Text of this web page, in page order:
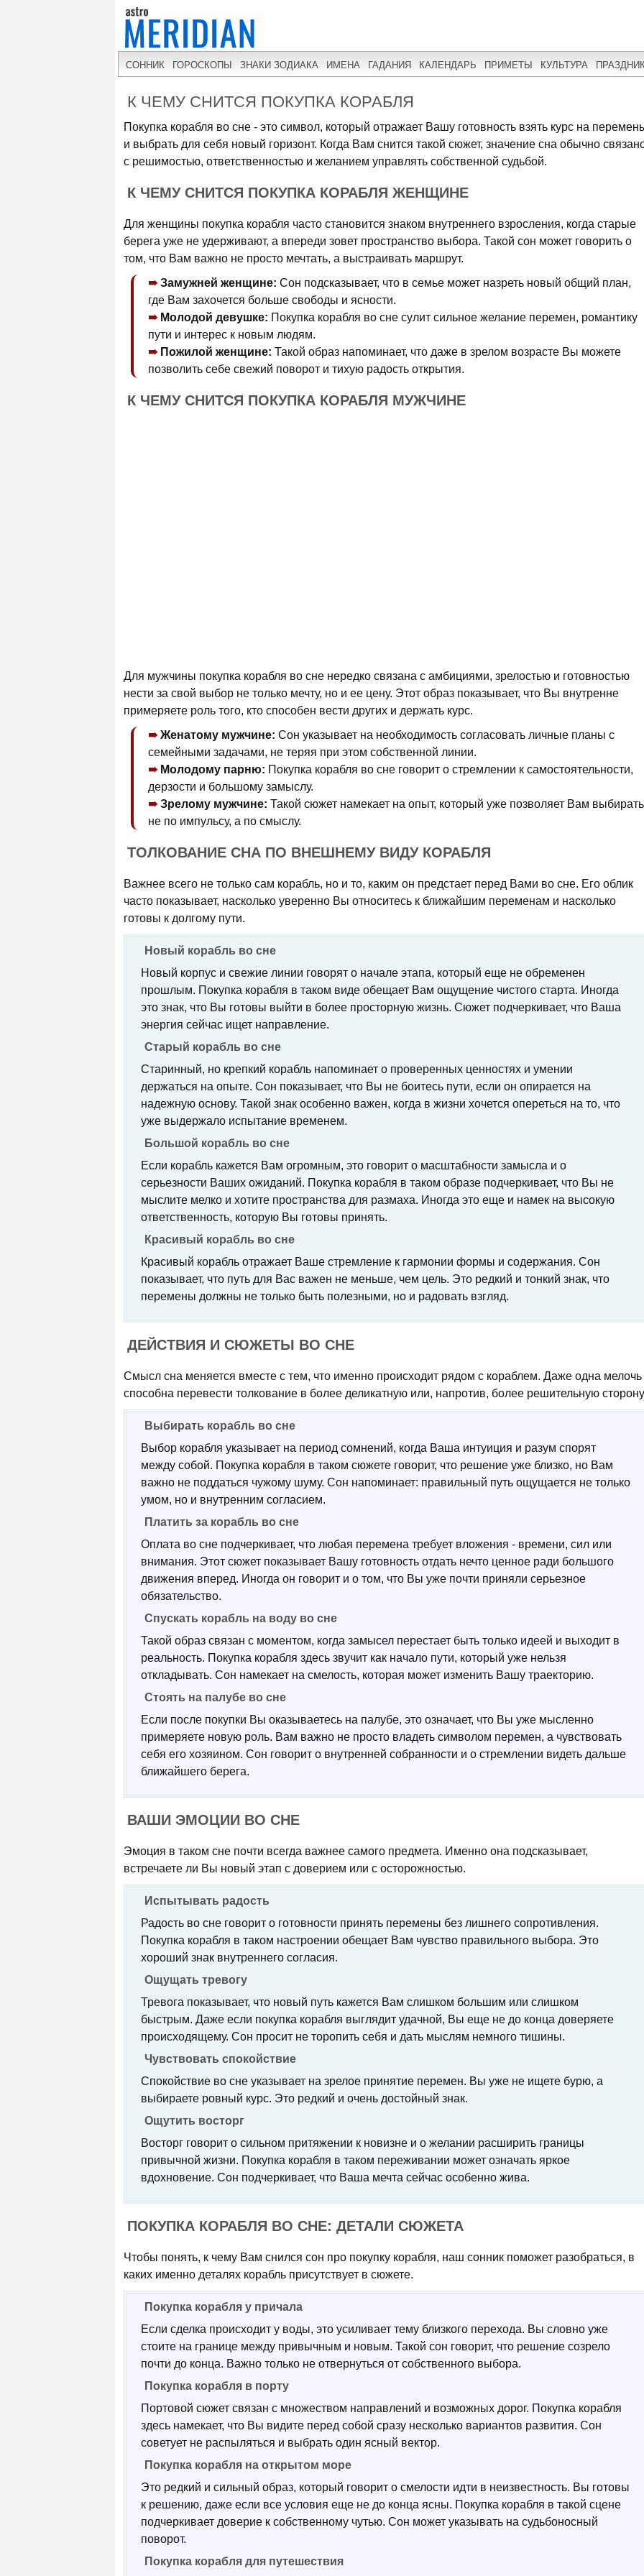
СОННИК ГОРОСКОПЫ ЗНАКИ ЗОДИАКА ИМЕНА ГАДАНИЯ КАЛЕНДАРЬ ПРИМЕТЫ КУЛЬТУРА
К ЧЕМУ СНИТСЯ ПОКУПКА КОРАБЛЯ
Покупка корабля во сне - это символ, который отражает Вашу готовность взять курс на
и выбрать для себя новый горизонт. Когда Вам снится такой сюжет, значение сна обычно
с решимостью, ответственностью и желанием управлять собственной судьбой.
К ЧЕМУ СНИТСЯ ПОКУПКА КОРАБЛЯ ЖЕНЩИНЕ
Для женщины покупка корабля часто становится знаком внутреннего взросления, когда старые
берега уже не удерживают, а впереди зовет пространство выбора. Такой сон может говорить о
том, что Вам важно не просто мечтать, а выстраивать маршрут.
Замужней женщине: Сон подсказывает, что в семье может назреть новый общий план,
где Вам захочется больше свободы и ясности.
Молодой девушке: Покупка корабля во сне сулит сильное желание перемен, романтику
пути и интерес к новым людям.
Пожилой женщине: Такой образ напоминает, что даже в зрелом возрасте Вы можете
позволить себе свежий поворот и тихую радость открытия.
К ЧЕМУ СНИТСЯ ПОКУПКА КОРАБЛЯ МУЖЧИНЕ
Для мужчины покупка корабля во сне нередко связана с амбициями, зрелостью и готовностью
нести за свой выбор не только мечту, но и ее цену. Этот образ показывает, что Вы внутренне
примеряете роль того, кто способен вести других и держать курс.
Женатому мужчине: Сон указывает на необходимость согласовать личные планы с
семейными задачами, не теряя при этом собственной линии.
Молодому парню: Покупка корабля во сне говорит о стремлении к самостоятельности,
дерзости и большому замыслу.
Зрелому мужчине: Такой сюжет намекает на опыт, который уже позволяет Вам выбирать
не по импульсу, а по смыслу.
ТОЛКОВАНИЕ СНА ПО ВНЕШНЕМУ ВИДУ КОРАБЛЯ
Важнее всего не только сам корабль, но и то, каким он предстает перед Вами во сне. Его облик
часто показывает, насколько уверенно Вы относитесь к ближайшим переменам и насколько
готовы к долгому пути.
Новый корабль во сне
Новый корпус и свежие линии говорят о начале этапа, который еще не обременен
прошлым. Покупка корабля в таком виде обещает Вам ощущение чистого старта. Иногда
это знак, что Вы готовы выйти в более просторную жизнь. Сюжет подчеркивает, что Ваша
энергия сейчас ищет направление.
Старый корабль во сне
Старинный, но крепкий корабль напоминает о проверенных ценностях и умении
держаться на опыте. Сон показывает, что Вы не боитесь пути, если он опирается на
надежную основу. Такой знак особенно важен, когда в жизни хочется опереться на то, что
уже выдержало испытание временем.
Большой корабль во сне
Если корабль кажется Вам огромным, это говорит о масштабности замысла и о
серьезности Ваших ожиданий. Покупка корабля в таком образе подчеркивает, что Вы не
мыслите мелко и хотите пространства для размаха. Иногда это еще и намек на высокую
ответственность, которую Вы готовы принять.
Красивый корабль во сне
Красивый корабль отражает Ваше стремление к гармонии формы и содержания. Сон
показывает, что путь для Вас важен не меньше, чем цель. Это редкий и тонкий знак, что
перемены должны не только быть полезными, но и радовать взгляд.
ДЕЙСТВИЯ И СЮЖЕТЫ ВО СНЕ
Смысл сна меняется вместе с тем, что именно происходит рядом с кораблем. Даже одна мелочь
способна перевести толкование в более деликатную или, напротив, более решительную
Выбирать корабль во сне
Выбор корабля указывает на период сомнений, когда Ваша интуиция и разум спорят
между собой. Покупка корабля в таком сюжете говорит, что решение уже близко, но Вам
важно не поддаться чужому шуму. Сон напоминает: правильный путь ощущается не только
умом, но и внутренним согласием.
Платить за корабль во сне
Оплата во сне подчеркивает, что любая перемена требует вложения - времени, сил или
внимания. Этот сюжет показывает Вашу готовность отдать нечто ценное ради большого
движения вперед. Иногда он говорит и о том, что Вы уже почти приняли серьезное
обязательство.
Спускать корабль на воду во сне
Такой образ связан с моментом, когда замысел перестает быть только идеей и выходит в
реальность. Покупка корабля здесь звучит как начало пути, который уже нельзя
откладывать. Сон намекает на смелость, которая может изменить Вашу траекторию.
Стоять на палубе во сне
Если после покупки Вы оказываетесь на палубе, это означает, что Вы уже мысленно
примеряете новую роль. Вам важно не просто владеть символом перемен, а чувствовать
себя его хозяином. Сон говорит о внутренней собранности и о стремлении видеть дальше
ближайшего берега.
ВАШИ ЭМОЦИИ ВО СНЕ
Эмоция в таком сне почти всегда важнее самого предмета. Именно она подсказывает,
встречаете ли Вы новый этап с доверием или с осторожностью.
Испытывать радость
Радость во сне говорит о готовности принять перемены без лишнего сопротивления.
Покупка корабля в таком настроении обещает Вам чувство правильного выбора. Это
хороший знак внутреннего согласия.
Ощущать тревогу
Тревога показывает, что новый путь кажется Вам слишком большим или слишком
быстрым. Даже если покупка корабля выглядит удачной, Вы еще не до конца доверяете
происходящему. Сон просит не торопить себя и дать мыслям немного тишины.
Чувствовать спокойствие
Спокойствие во сне указывает на зрелое принятие перемен. Вы уже не ищете бурю, а
выбираете ровный курс. Это редкий и очень достойный знак.
Ощутить восторг
Восторг говорит о сильном притяжении к новизне и о желании расширить границы
привычной жизни. Покупка корабля в таком переживании может означать яркое
вдохновение. Сон подчеркивает, что Ваша мечта сейчас особенно жива.
ПОКУПКА КОРАБЛЯ ВО СНЕ: ДЕТАЛИ СЮЖЕТА
Чтобы понять, к чему Вам снился сон про покупку корабля, наш сонник поможет разобраться, в
каких именно деталях корабль присутствует в сюжете.
Покупка корабля у причала
Если сделка происходит у воды, это усиливает тему близкого перехода. Вы словно уже
стоите на границе между привычным и новым. Такой сон говорит, что решение созрело
почти до конца. Важно только не отвернуться от собственного выбора.
Покупка корабля в порту
Портовой сюжет связан с множеством направлений и возможных дорог. Покупка корабля
здесь намекает, что Вы видите перед собой сразу несколько вариантов развития. Сон
советует не распыляться и выбрать один ясный вектор.
Покупка корабля на открытом море
Это редкий и сильный образ, который говорит о смелости идти в неизвестность. Вы готовы
к решению, даже если все условия еще не до конца ясны. Покупка корабля в такой сцене
подчеркивает доверие к собственному чутью. Сон может указывать на судьбоносный
поворот.
Покупка корабля для путешествия